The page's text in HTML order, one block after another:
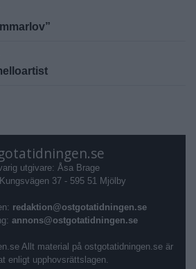
utgivare: Åsa Brage
37 - 595 51 Mjölby
redaktion@ostgotatidningen.se
annons@ostgotatidningen.se
Allt material på ostgotatidningen.se är
enligt upphovsrättslagen.